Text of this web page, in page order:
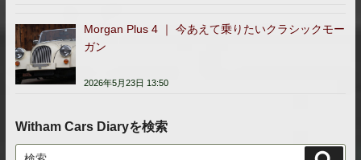
Morgan Plus 4 ｜ 今あえて乗りたいクラシックモー
ガン
2026年5月23日 13:50
Witham Cars Diaryを検索
検